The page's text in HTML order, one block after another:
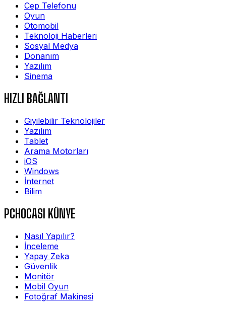
Cep Telefonu
Oyun
Otomobil
Teknoloji Haberleri
Sosyal Medya
Donanım
Yazılım
Sinema
HIZLI BAĞLANTI
Giyilebilir Teknolojiler
Yazılım
Tablet
Arama Motorları
iOS
Windows
İnternet
Bilim
PCHOCASI KÜNYE
Nasıl Yapılır?
İnceleme
Yapay Zeka
Güvenlik
Monitör
Mobil Oyun
Fotoğraf Makinesi